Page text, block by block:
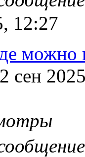
12:27
сен